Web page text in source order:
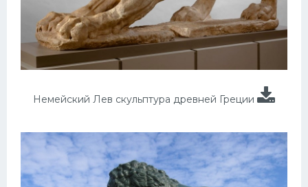
Немейский Лев скульптура древней Греции